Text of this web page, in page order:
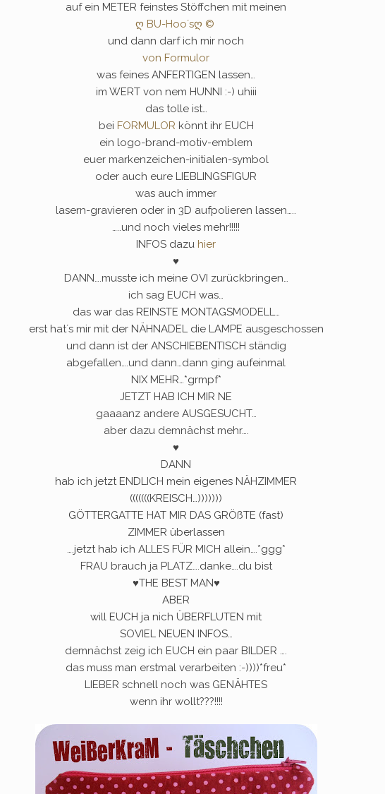
auf ein METER feinstes Stöffchen mit meinen
ღ BU-Hoo´sღ ©
und dann darf ich mir noch
von Formulor
was feines ANFERTIGEN lassen…
im WERT von nem HUNNI :-) uhiii
das tolle ist…
bei FORMULOR könnt ihr EUCH
ein logo-brand-motiv-emblem
euer markenzeichen-initialen-symbol
oder auch eure LIEBLINGSFIGUR
was auch immer
lasern-gravieren oder in 3D aufpolieren lassen…..
…..und noch vieles mehr!!!!!
INFOS dazu hier
♥
DANN….musste ich meine OVI zurückbringen…
ich sag EUCH was…
das war das REINSTE MONTAGSMODELL…
erst hat´s mir mit der NÄHNADEL die LAMPE ausgeschossen
und dann ist der ANSCHIEBENTISCH ständig
abgefallen….und dann…dann ging aufeinmal
NIX MEHR…*grmpf*
JETZT HAB ICH MIR NE
gaaaanz andere AUSGESUCHT…
aber dazu demnächst mehr….
♥
DANN
hab ich jetzt ENDLICH mein eigenes NÄHZIMMER
(((((((KREISCH…)))))))
GÖTTERGATTE HAT MIR DAS GRÖßTE (fast)
ZIMMER überlassen
….jetzt hab ich ALLES FÜR MICH allein….*ggg*
FRAU brauch ja PLATZ….danke….du bist
♥THE BEST MAN♥
ABER
will EUCH ja nich ÜBERFLUTEN mit
SOVIEL NEUEN INFOS…
demnächst zeig ich EUCH ein paar BILDER ….
das muss man erstmal verarbeiten :-))))*freu*
LIEBER schnell noch was GENÄHTES
wenn ihr wollt???!!!!